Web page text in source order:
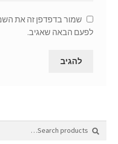
שמור בדפדפן זה את
לפעם הבאה שאגיב.
Search
for:
Search